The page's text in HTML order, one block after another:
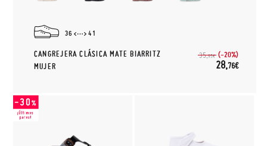
36 41
CANGREJERA CLÁSICA MATE BIARRITZ
MUJER
35,95€ (-20%)
28,76€